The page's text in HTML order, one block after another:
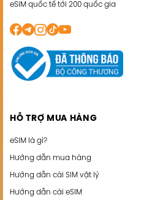
eSIM quốc tế tới 200 quốc gia
HỖ TRỢ MUA HÀNG
eSIM là gì?
Hướng dẫn mua hàng
Hướng dẫn cài SIM vật lý
Hướng dẫn cài eSIM